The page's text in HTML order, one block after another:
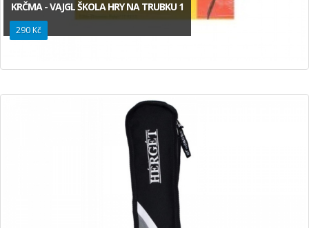
KRČMA - VAJGL ŠKOLA HRY NA TRUBKU 1
290 Kč